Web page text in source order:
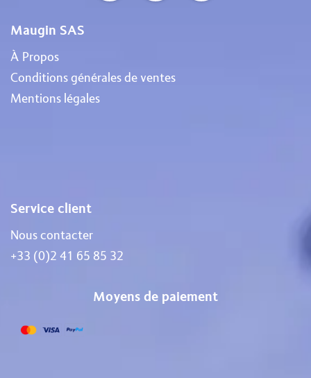
Maugin SAS
À Propos
Conditions générales de ventes
Mentions légales
Service client
Nous contacter
+33 (0)2 41 65 85 32
Moyens de paiement